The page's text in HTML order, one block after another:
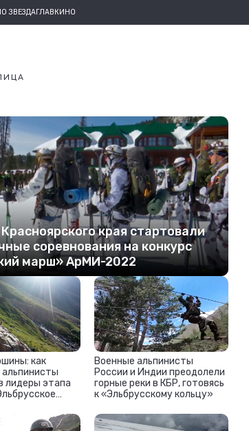
ЗВЕЗДАГЛАВКИНО
края стартовали
соревнования на конкурс
марш» АрМИ-2022
как
альпинисты
лидеры этапа
Военные альпинисты
России и Индии преодолели
горные реки в КБР, готовясь
к «Эльбрусскому кольцу»